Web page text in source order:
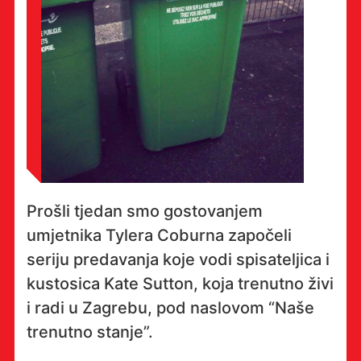
Prošli tjedan smo gostovanjem
umjetnika Tylera Coburna započeli
seriju predavanja koje vodi spisateljica i
kustosica Kate Sutton, koja trenutno živi
i radi u Zagrebu, pod naslovom “Naše
trenutno stanje”.